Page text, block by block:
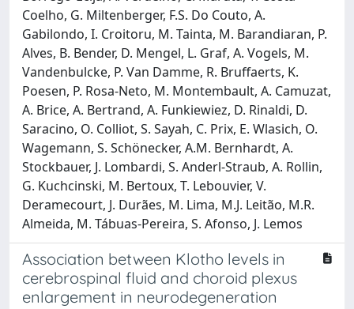
Coelho, G. Miltenberger, F.S. Do Couto, A.
Gabilondo, I. Croitoru, M. Tainta, M. Barandiaran, P.
Alves, B. Bender, D. Mengel, L. Graf, A. Vogels, M.
Vandenbulcke, P. Van Damme, R. Bruffaerts, K.
Poesen, P. Rosa-Neto, M. Montembault, A. Camuzat,
A. Brice, A. Bertrand, A. Funkiewiez, D. Rinaldi, D.
Saracino, O. Colliot, S. Sayah, C. Prix, E. Wlasich, O.
Wagemann, S. Schönecker, A.M. Bernhardt, A.
Stockbauer, J. Lombardi, S. Anderl-Straub, A. Rollin,
G. Kuchcinski, M. Bertoux, T. Lebouvier, V.
Deramecourt, J. Durães, M. Lima, M.J. Leitão, M.R.
Almeida, M. Tábuas-Pereira, S. Afonso, J. Lemos
Association between Klotho levels in
cerebrospinal fluid and choroid plexus
enlargement in neurodegeneration